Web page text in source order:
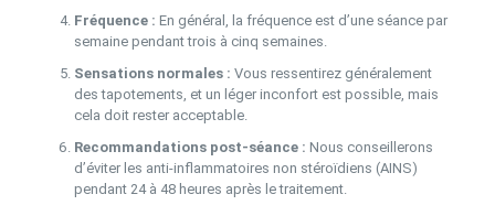
Fréquence : En général, la fréquence est d’une séance par
semaine pendant trois à cinq semaines.
Sensations normales : Vous ressentirez généralement
des tapotements, et un léger inconfort est possible, mais
cela doit rester acceptable.
Recommandations post-séance : Nous conseillerons
d’éviter les anti-inflammatoires non stéroïdiens (AINS)
pendant 24 à 48 heures après le traitement.